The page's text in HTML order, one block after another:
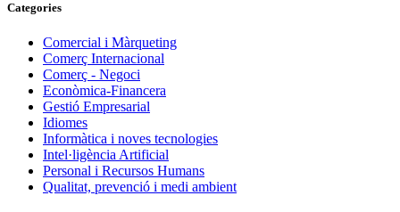
Categories
Comercial i Màrqueting
Comerç Internacional
Comerç - Negoci
Econòmica-Financera
Gestió Empresarial
Idiomes
Informàtica i noves tecnologies
Intel·ligència Artificial
Personal i Recursos Humans
Qualitat, prevenció i medi ambient